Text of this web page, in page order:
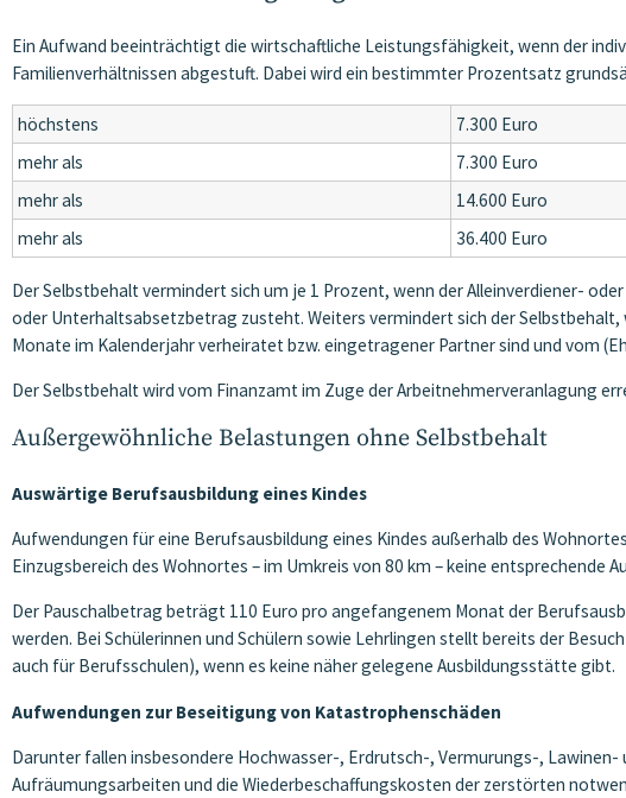
Ein Aufwand beeinträchtigt die wirtschaftliche Leistungsfähigkeit, wenn der
Familienverhältnissen abgestuft. Dabei wird ein bestimmter Prozentsatz
höchstens 7.300 Euro
mehr als
7.300 Euro
mehr als
14.600 Euro
mehr als
36.400 Euro
Der Selbstbehalt vermindert sich um je 1 Prozent, wenn der Alleinverdiener-
oder Unterhaltsabsetzbetrag zusteht. Weiters vermindert sich der Selbstbehalt,
Monate im Kalenderjahr verheiratet bzw. eingetragener Partner sind und vom
Der Selbstbehalt wird vom Finanzamt im Zuge der Arbeitnehmerveranlagung
Außergewöhnliche Belastungen ohne Selbstbehalt
Auswärtige Berufsausbildung eines Kindes
Aufwendungen für eine Berufsausbildung eines Kindes außerhalb des
Einzugsbereich des Wohnortes – im Umkreis von 80 km – keine entsprechende
Der Pauschalbetrag beträgt 110 Euro pro angefangenem Monat der
werden. Bei Schülerinnen und Schülern sowie Lehrlingen stellt bereits der
auch für Berufsschulen), wenn es keine näher gelegene Ausbildungsstätte gibt.
Aufwendungen zur Beseitigung von Katastrophenschäden
Darunter fallen insbesondere Hochwasser-, Erdrutsch-, Vermurungs-,
Aufräumungsarbeiten und die Wiederbeschaffungskosten der zerstörten